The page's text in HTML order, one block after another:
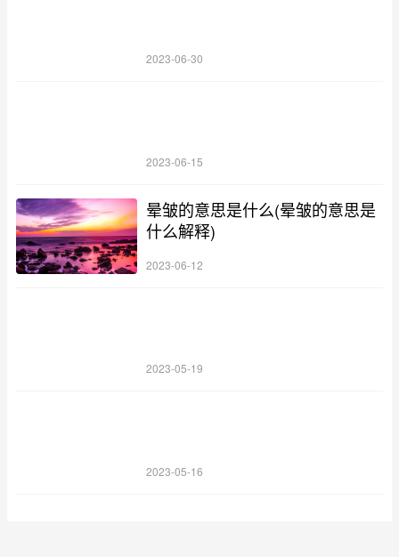
2023-06-30
2023-06-15
晕皱的意思是什么(晕皱的意思是
什么解释)
2023-06-12
2023-05-19
2023-05-16